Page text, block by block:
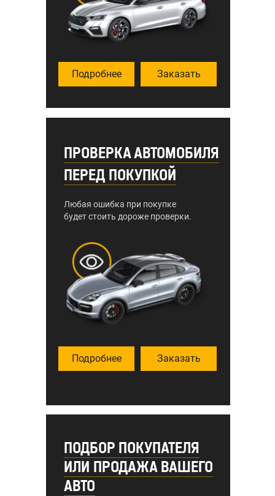
ПРОВЕРКА АВТОМОБИЛЯ
ПЕРЕД ПОКУПКОЙ
Любая ошибка при покупке
будет стоить дороже проверки.
Подробнее
ПОДБОР ПОКУПАТЕЛЯ
ИЛИ ПРОДАЖА ВАШЕГО
АВТО
Подробнее Заказать
Заказать